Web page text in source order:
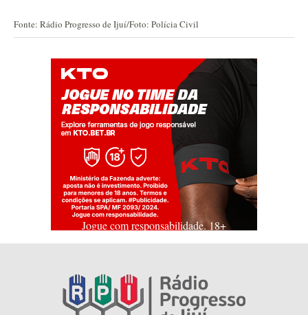
Fonte: Rádio Progresso de Ijuí/Foto: Polícia Civil
Jogue com responsabilidade. 18+